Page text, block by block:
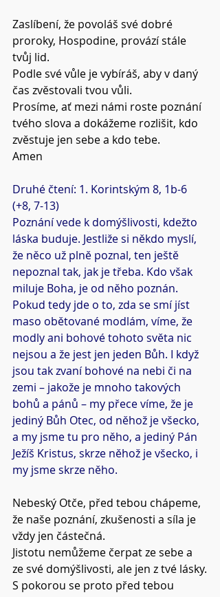
Zaslíbení, že povoláš své dobré
proroky, Hospodine, provází stále
tvůj lid.
Podle své vůle je vybíráš, aby v daný
čas zvěstovali tvou vůli.
Prosíme, ať mezi námi roste poznání
tvého slova a dokážeme rozlišit, kdo
zvěstuje jen sebe a kdo tebe.
Amen
Druhé čtení: 1. Korintským 8, 1b-6
(+8, 7-13)
Poznání vede k domýšlivosti, kdežto
láska buduje. Jestliže si někdo myslí,
že něco už plně poznal, ten ještě
nepoznal tak, jak je třeba. Kdo však
miluje Boha, je od něho poznán.
Pokud tedy jde o to, zda se smí jíst
maso obětované modlám, víme, že
modly ani bohové tohoto světa nic
nejsou a že jest jen jeden Bůh. I když
jsou tak zvaní bohové na nebi či na
zemi – jakože je mnoho takových
bohů a pánů – my přece víme, že je
jediný Bůh Otec, od něhož je všecko,
a my jsme tu pro něho, a jediný Pán
Ježíš Kristus, skrze něhož je všecko, i
my jsme skrze něho.
Nebeský Otče, před tebou chápeme,
že naše poznání, zkušenosti a síla je
vždy jen částečná.
Jistotu nemůžeme čerpat ze sebe a
ze své domýšlivosti, ale jen z tvé lásky.
S pokorou se proto před tebou